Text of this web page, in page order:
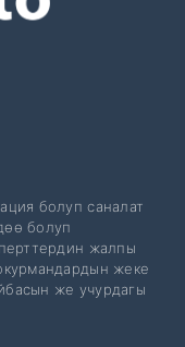
болуп саналат
болуп
жалпы
жеке
же учурдагы